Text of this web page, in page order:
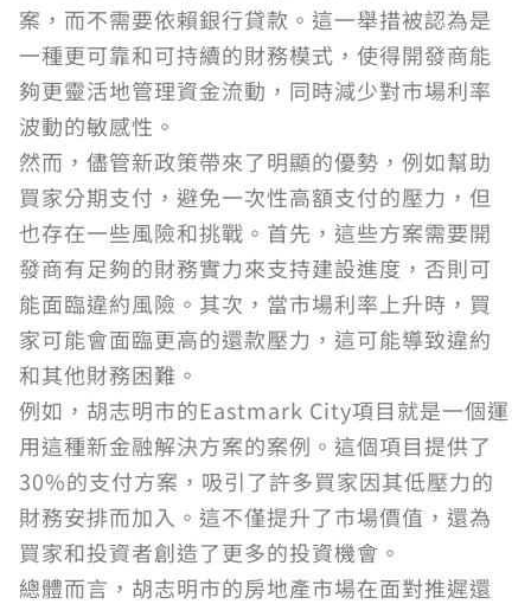
案，而不需要依賴銀行貸款。這一舉措被認為是
一種更可靠和可持續的財務模式，使得開發商能
夠更靈活地管理資金流動，同時減少對市場利率
波動的敏感性。
然而，儘管新政策帶來了明顯的優勢，例如幫助
買家分期支付，避免一次性高額支付的壓力，但
也存在一些風險和挑戰。首先，這些方案需要開
發商有足夠的財務實力來支持建設進度，否則可
能面臨違約風險。其次，當市場利率上升時，買
家可能會面臨更高的還款壓力，這可能導致違約
和其他財務困難。
例如，胡志明市的Eastmark City項目就是一個運
用這種新金融解決方案的案例。這個項目提供了
30%的支付方案，吸引了許多買家因其低壓力的
財務安排而加入。這不僅提升了市場價值，還為
買家和投資者創造了更多的投資機會。
總體而言，胡志明市的房地產市場在面對推遲還